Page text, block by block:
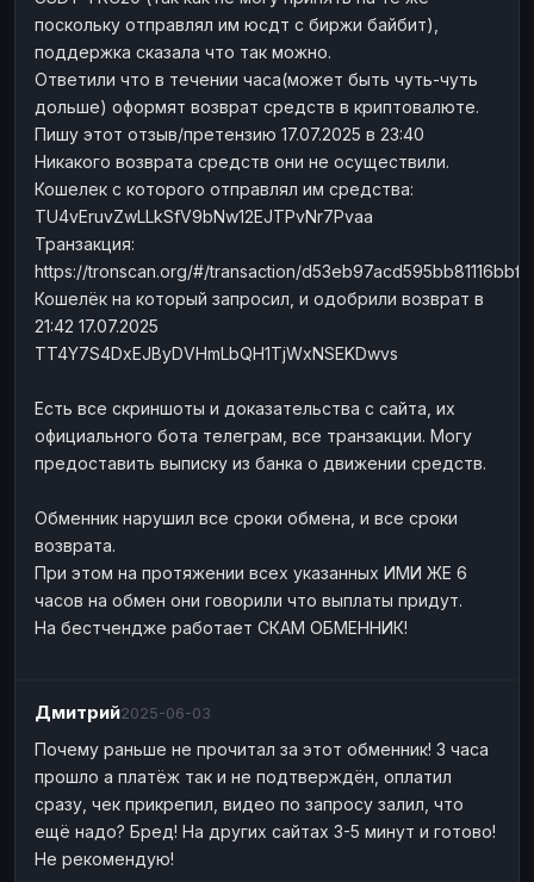
поскольку отправлял им юсдт с биржи байбит),
поддержка сказала что так можно.
Ответили что в течении часа(может быть чуть-чуть
дольше) оформят возврат средств в криптовалюте.
Пишу этот отзыв/претензию 17.07.2025 в 23:40
Никакого возврата средств они не осуществили.
Кошелек с которого отправлял им средства:
TU4vEruvZwLLkSfV9bNw12EJTPvNr7Pvaa
Транзакция:
https://tronscan.org/#/transaction/
Кошелёк на который запросил, и одобрили возврат в
21:42 17.07.2025
TT4Y7S4DxEJByDVHmLbQH1TjWxNSEKDwvs
Есть все скриншоты и доказательства с сайта, их
официального бота телеграм, все транзакции. Могу
предоставить выписку из банка о движении средств.
Обменник нарушил все сроки обмена, и все сроки
возврата.
При этом на протяжении всех указанных ИМИ ЖЕ 6
часов на обмен они говорили что выплаты придут.
На бестчендже работает СКАМ ОБМЕННИК!
Дмитрий2025-06-03
Почему раньше не прочитал за этот обменник! 3 часа
прошло а платёж так и не подтверждён, оплатил
сразу, чек прикрепил, видео по запросу залил, что
ещё надо? Бред! На других сайтах 3-5 минут и готово!
Не рекомендую!